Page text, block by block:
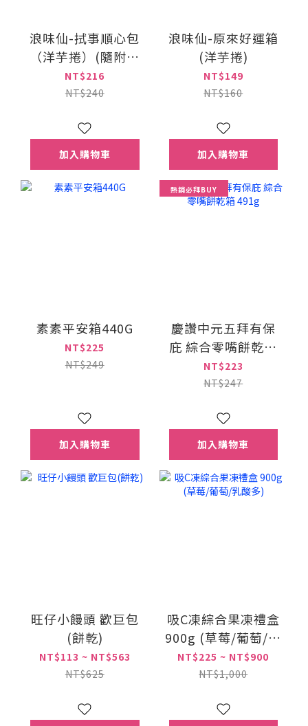
浪味仙-拭事順心包
（洋芋捲）(隨附可
愛獨家品牌授權擦
手巾)
NT$216
NT$240
加入購物車
浪味仙-原來好運箱
(洋芋捲)
NT$149
NT$160
加入購物車
素素平安箱440G
NT$225
NT$249
加入購物車
熱銷必拜BUY
慶讚中元五拜有保
庇 綜合零嘴餅乾箱
491g
NT$223
NT$247
加入購物車
旺仔小饅頭 歡巨包
(餅乾)
NT$113 ~ NT$563
NT$625
吸C凍綜合果凍禮盒
900g (草莓/葡萄/乳
酸多)
NT$225 ~ NT$900
NT$1,000